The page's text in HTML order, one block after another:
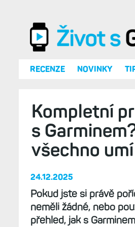
RECENZE NOVINKY
Kompletní
s
všechno
24.12.2025
Pokud jste si právě
neměli žádné, nebo
přehled, jak s